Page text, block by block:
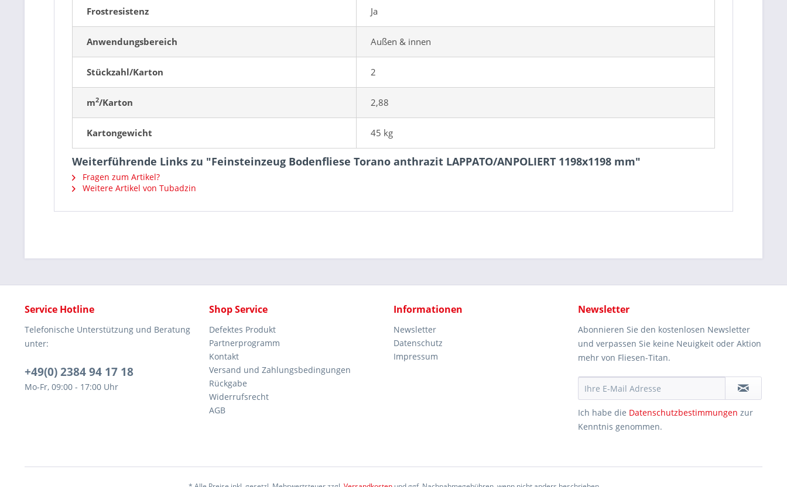
Frostresistenz Ja
Anwendungsbereich Außen & innen
Stückzahl/Karton 2
m2/Karton 2,88
Kartongewicht 45 kg
Weiterführende Links zu "Feinsteinzeug Bodenfliese Torano anthrazit LAPPATO/ANPOLIERT 1198x1198 mm"
Fragen zum Artikel?
Weitere Artikel von Tubadzin
Service Hotline
Telefonische Unterstützung und Beratung
unter:
+49(0) 2384 94 17 18
Mo-Fr, 09:00 - 17:00 Uhr
Shop Service
Defektes Produkt
Partnerprogramm
Kontakt
Versand und Zahlungsbedingungen
Rückgabe
Widerrufsrecht
AGB
Informationen
Newsletter
Datenschutz
Impressum
Newsletter
Abonnieren Sie den kostenlosen Newsletter
und verpassen Sie keine Neuigkeit oder Aktion
mehr von Fliesen-Titan.
Ich habe die Datenschutzbestimmungen zur
Kenntnis genommen.